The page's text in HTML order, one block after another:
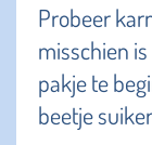
Probeer
misschien
pakje te
beetje